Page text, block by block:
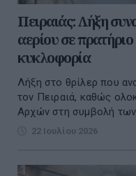
Πειραιάς: Λήξη
αερίου σε
κυκλοφορία
Λήξη στο θρίλερ που
τον Πειραιά, καθώς
Αρχών στη συμβολή των
22 Ιουλίου 2026